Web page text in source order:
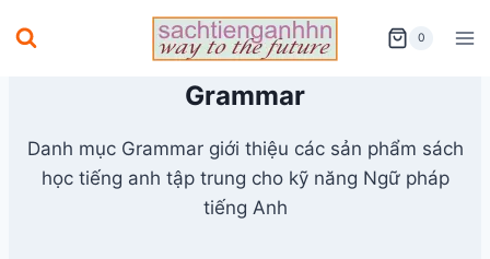
to
0
Grammar
Danh mục Grammar giới thiệu các sản phẩm sách
học tiếng anh tập trung cho kỹ năng Ngữ pháp
tiếng Anh